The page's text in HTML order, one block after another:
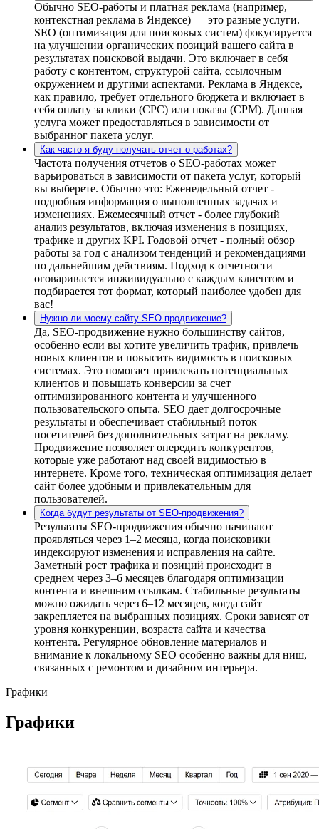
Обычно SEO-работы и платная реклама (например,
контекстная реклама в Яндексе) — это разные услуги.
SEO (оптимизация для поисковых систем) фокусируется
на улучшении органических позиций вашего сайта в
результатах поисковой выдачи. Это включает в себя
работу с контентом, структурой сайта, ссылочным
окружением и другими аспектами. Реклама в Яндексе,
как правило, требует отдельного бюджета и включает в
себя оплату за клики (CPC) или показы (CPM). Данная
услуга может предоставляться в зависимости от
выбранног пакета услуг.
Как часто я буду получать отчет о работах?
Частота получения отчетов о SEO-работах может
варьироваться в зависимости от пакета услуг, который
вы выберете. Обычно это: Еженедельный отчет -
подробная информация о выполненных задачах и
изменениях. Ежемесячный отчет - более глубокий
анализ результатов, включая изменения в позициях,
трафике и других KPI. Годовой отчет - полный обзор
работы за год с анализом тенденций и рекомендациями
по дальнейшим действиям. Подход к отчетности
оговаривается инживидуально с каждым клиентом и
подбирается тот формат, который наиболее удобен для
вас!
Нужно ли моему сайту SEO-продвижение?
Да, SEO-продвижение нужно большинству сайтов,
особенно если вы хотите увеличить трафик, привлечь
новых клиентов и повысить видимость в поисковых
системах. Это помогает привлекать потенциальных
клиентов и повышать конверсии за счет
оптимизированного контента и улучшенного
пользовательского опыта. SEO дает долгосрочные
результаты и обеспечивает стабильный поток
посетителей без дополнительных затрат на рекламу.
Продвижение позволяет опередить конкурентов,
которые уже работают над своей видимостью в
интернете. Кроме того, техническая оптимизация делает
сайт более удобным и привлекательным для
пользователей.
Когда будут результаты от SEO-продвижения?
Результаты SEO-продвижения обычно начинают
проявляться через 1–2 месяца, когда поисковики
индексируют изменения и исправления на сайте.
Заметный рост трафика и позиций происходит в
среднем через 3–6 месяцев благодаря оптимизации
контента и внешним ссылкам. Стабильные результаты
можно ожидать через 6–12 месяцев, когда сайт
закрепляется на выбранных позициях. Сроки зависят от
уровня конкуренции, возраста сайта и качества
контента. Регулярное обновление материалов и
внимание к локальному SEO особенно важны для ниш,
связанных с ремонтом и дизайном интерьера.
Графики
Графики